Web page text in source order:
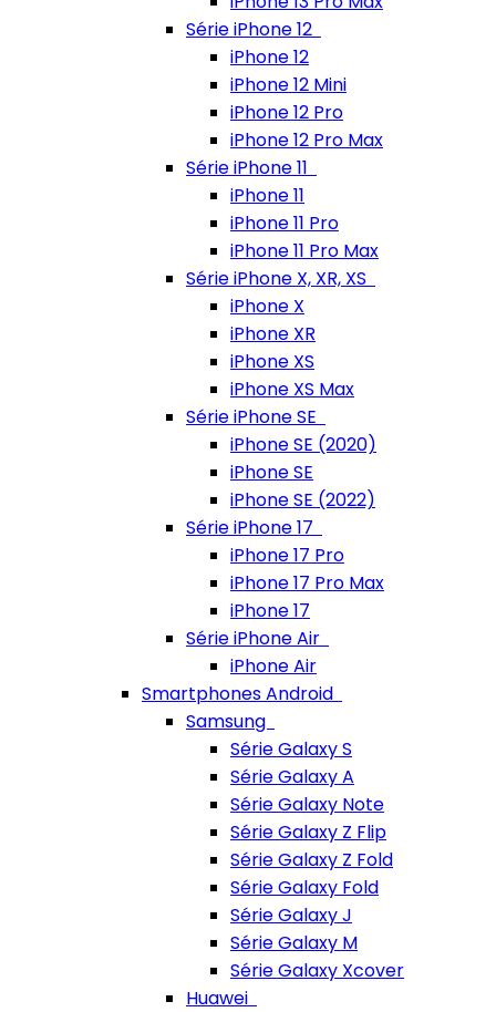
Série iPhone 12
iPhone 12
iPhone 12 Mini
iPhone 12 Pro
iPhone 12 Pro Max
Série iPhone 11
iPhone 11
iPhone 11 Pro
iPhone 11 Pro Max
Série iPhone X, XR, XS
iPhone X
iPhone XR
iPhone XS
iPhone XS Max
Série iPhone SE
iPhone SE (2020)
iPhone SE
iPhone SE (2022)
Série iPhone 17
iPhone 17 Pro
iPhone 17 Pro Max
iPhone 17
Série iPhone Air
iPhone Air
Smartphones Android
Samsung
Série Galaxy S
Série Galaxy A
Série Galaxy Note
Série Galaxy Z Flip
Série Galaxy Z Fold
Série Galaxy Fold
Série Galaxy J
Série Galaxy M
Série Galaxy Xcover
Huawei